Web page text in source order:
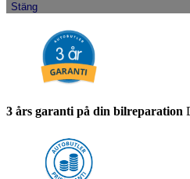
Stäng
3 års garanti på din bilreparation